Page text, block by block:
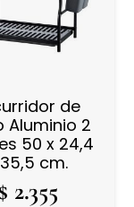
de
Aluminio 2
50 x 24,4
cm.
2.355